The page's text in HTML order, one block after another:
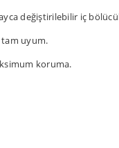
değiştirilebilir iç
uyum.
koruma.